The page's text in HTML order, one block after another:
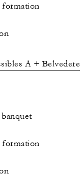
formation
A + Belvedere
banquet
formation